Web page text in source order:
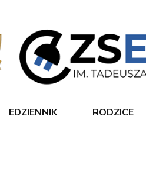
EDZIENNIK RODZICE